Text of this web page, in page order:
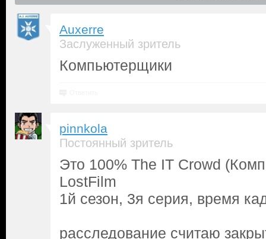
Auxerre
Заслуженный зритель
Компьютерщики
pinnkola
Постоянный зритель
Это 100% The IT Crowd
LostFilm
1й сезон, 3я серия, время
расследование считаю